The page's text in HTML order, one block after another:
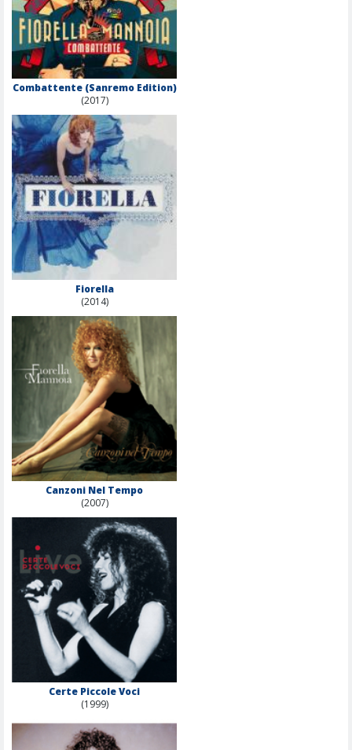
Combattente (Sanremo Edition)
(2017)
Fiorella
(2014)
Canzoni Nel Tempo
(2007)
Certe Piccole Voci
(1999)